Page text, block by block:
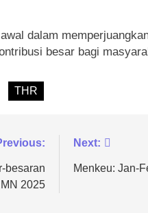
dalam
besar bagi
THR
besaran
2025
Next:
Menkeu: Jan-